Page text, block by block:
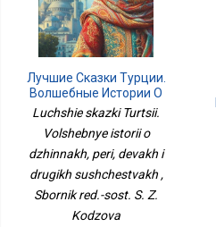
Лучшие Сказки Турции.
Волшебные Истории О
Джиннах, Пери, Дэвах И
Luchshie skazki Turtsii.
Volshebnye istorii o
dzhinnakh, peri, devakh i
drugikh sushchestvakh ,
Sbornik red.-sost. S. Z.
Kodzova